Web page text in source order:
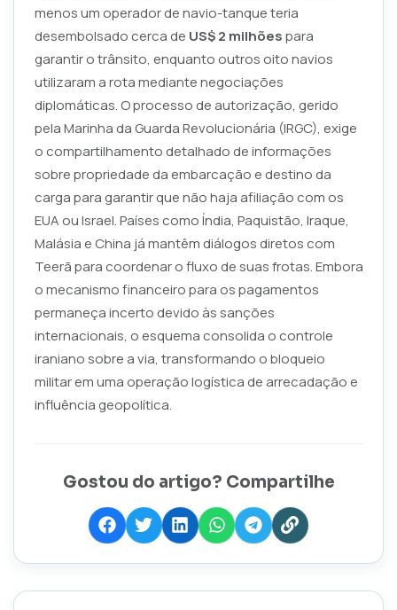
menos um operador de navio-tanque teria
desembolsado cerca de US$ 2 milhõespara
garantir o trânsito, enquanto outros oito navios
utilizaram a rota mediante negociações
diplomáticas. O processo de autorização, gerido
pela Marinha da Guarda Revolucionária (IRGC), exige
o compartilhamento detalhado de informações
sobre propriedade da embarcação e destino da
carga para garantir que não haja afiliação com os
EUA ou Israel. Países como Índia, Paquistão, Iraque,
Malásia e China já mantêm diálogos diretos com
Teerã para coordenar o fluxo de suas frotas. Embora
o mecanismo financeiro para os pagamentos
permaneça incerto devido às sanções
internacionais, o esquema consolida o controle
iraniano sobre a via, transformando o bloqueio
militar em uma operação logística de arrecadação e
influência geopolítica.
Gostou do artigo? Compartilhe